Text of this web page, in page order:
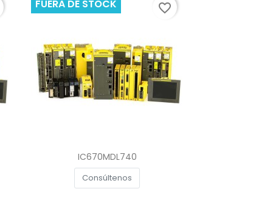
Vista rápida
IC670MDL740
Consúltenos
FUERA DE STOCK favorite_border